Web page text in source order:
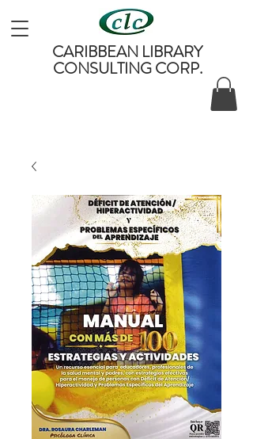
CARIBBEAN LIBRARY
CONSULTING CORP.